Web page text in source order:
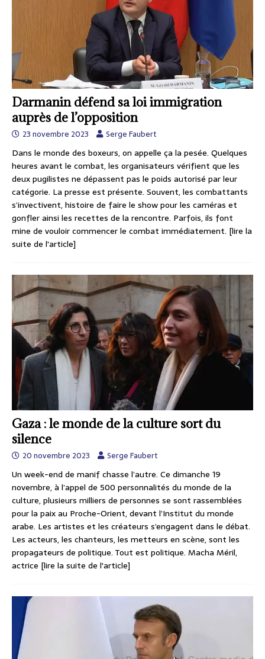
Darmanin défend sa loi immigration
auprès de l’opposition
23 novembre 2023 Serge Faubert
Dans le monde des boxeurs, on appelle ça la pesée. Quelques
heures avant le combat, les organisateurs vérifient que les
deux pugilistes ne dépassent pas le poids autorisé par leur
catégorie. La presse est présente. Souvent, les combattants
s’invectivent, histoire de faire le show pour les caméras et
gonfler ainsi les recettes de la rencontre. Parfois, ils font
mine de vouloir commencer le combat immédiatement. [lire la
suite de l'article]
Gaza : le monde de la culture sort du
silence
20 novembre 2023 Serge Faubert
Un week-end de manif chasse l’autre. Ce dimanche 19
novembre, à l’appel de 500 personnalités du monde de la
culture, plusieurs milliers de personnes se sont rassemblées
pour la paix au Proche-Orient, devant l’Institut du monde
arabe. Les artistes et les créateurs s’engagent dans le débat.
Les acteurs, les chanteurs, les metteurs en scène, sont les
propagateurs de politique. Tout est politique. Macha Méril,
actrice [lire la suite de l'article]